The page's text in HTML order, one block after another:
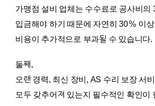
가맹점 설비 업체는 수수료로 공사비의
입금해야 하기 때문에 자연히 30% 이상
비용이 추가적으로 부과될 수 있습니다.
둘째,
오랜 경력, 최신 장비, AS 수리 보장 서
모두 갖추어져 있는지 필수적인 확인이